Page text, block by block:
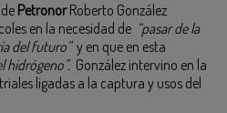
PetronorRoberto González
en la necesidad de “pasar de la
del futuro” y en que en esta
hidrógeno”. González intervino en la
ligadas a la captura y usos del